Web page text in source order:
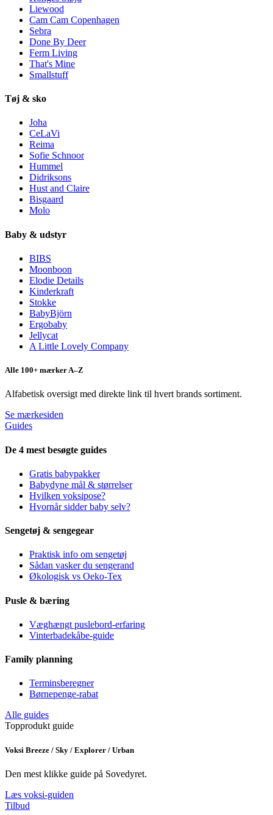
Liewood
Cam Cam Copenhagen
Sebra
Done By Deer
Ferm Living
That's Mine
Smallstuff
Tøj & sko
Joha
CeLaVi
Reima
Sofie Schnoor
Hummel
Didriksons
Hust and Claire
Bisgaard
Molo
Baby & udstyr
BIBS
Moonboon
Elodie Details
Kinderkraft
Stokke
BabyBjörn
Ergobaby
Jellycat
A Little Lovely Company
Alle 100+ mærker A–Z
Alfabetisk oversigt med direkte link til hvert brands sortiment.
Se mærkesiden
Guides
De 4 mest besøgte guides
Gratis babypakker
Babydyne mål & størrelser
Hvilken voksipose?
Hvornår sidder baby selv?
Sengetøj & sengegear
Praktisk info om sengetøj
Sådan vasker du sengerand
Økologisk vs Oeko-Tex
Pusle & bæring
Væghængt puslebord-erfaring
Vinterbadekåbe-guide
Family planning
Terminsberegner
Børnepenge-rabat
Alle guides
Topprodukt guide
Voksi Breeze / Sky / Explorer / Urban
Den mest klikke guide på Sovedyret.
Læs voksi-guiden
Tilbud